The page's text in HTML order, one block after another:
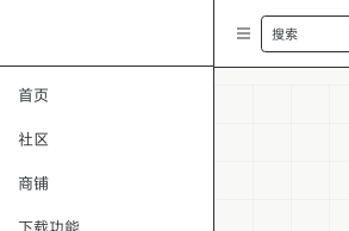
首页
社区
商铺
搜索